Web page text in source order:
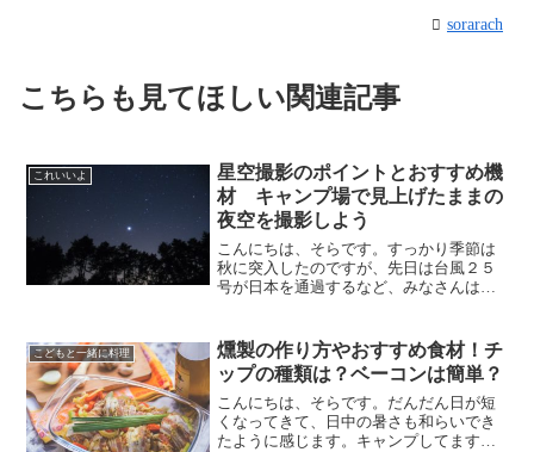
sorarach
こちらも見てほしい関連記事
これいいよ
星空撮影のポイントとおすすめ機
材 キャンプ場で見上げたままの
夜空を撮影しよう
こんにちは、そらです。すっかり季節は
秋に突入したのですが、先日は台風２５
号が日本を通過するなど、みなさんはい
で、夜中に見える星空の見え方も非常に
よいコンディションになって...
こどもと一緒に料理
燻製の作り方やおすすめ食材！チ
ップの種類は？ベーコンは簡単？
こんにちは、そらです。だんだん日が短
くなってきて、日中の暑さも和らいでき
たように感じます。キャンプしてますか